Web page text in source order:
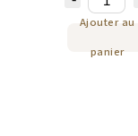
Ajouter au
panier